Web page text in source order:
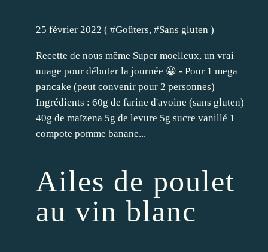
25 février 2022 ( #Goûters, #Sans gluten )
Recette de nous même Super moelleux, un vrai
nuage pour débuter la journée 😀 - Pour 1 mega
pancake (peut convenir pour 2 personnes)
Ingrédients : 60g de farine d'avoine (sans gluten)
40g de maïzena 5g de levure 5g sucre vanillé 1
compote pomme banane...
Ailes de poulet
au vin blanc